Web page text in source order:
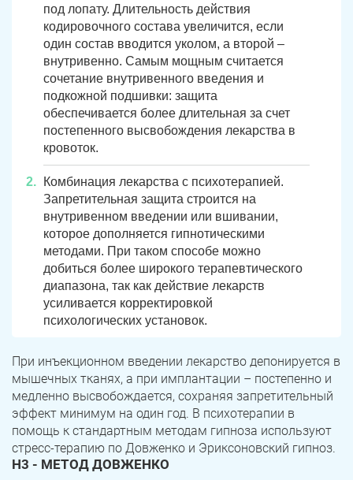
под лопату. Длительность действия
кодировочного состава увеличится, если
один состав вводится уколом, а второй –
внутривенно. Самым мощным считается
сочетание внутривенного введения и
подкожной подшивки: защита
обеспечивается более длительная за счет
постепенного высвобождения лекарства в
кровоток.
Комбинация лекарства с психотерапией.
Запретительная защита строится на
внутривенном введении или вшивании,
которое дополняется гипнотическими
методами. При таком способе можно
добиться более широкого терапевтического
диапазона, так как действие лекарств
усиливается корректировкой
психологических установок.
При инъекционном введении лекарство депонируется в
мышечных тканях, а при имплантации – постепенно и
медленно высвобождается, сохраняя запретительный
эффект минимум на один год. В психотерапии в
помощь к стандартным методам гипноза используют
стресс-терапию по Довженко и Эриксоновский гипноз.
H3 - МЕТОД ДОВЖЕНКО
ПОЛУЧИТЬ ПОМОЩЬ
ЗАДАТЬ ВОПРОС
ПОЛУЧИТЬ ПОМОЩЬ
Челябинск Сим
Красногорский Нязепетровск
Первомайский Карабаш
ПОЛУЧИТЬ ПОМОЩЬ